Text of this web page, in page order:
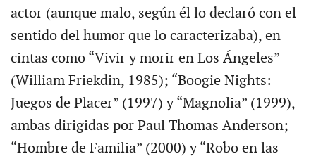
actor (aunque malo, según él lo declaró con el
sentido del humor que lo caracterizaba), en
cintas como “Vivir y morir en Los Ángeles”
(William Friekdin, 1985); “Boogie Nights:
Juegos de Placer” (1997) y “Magnolia” (1999),
ambas dirigidas por Paul Thomas Anderson;
“Hombre de Familia” (2000) y “Robo en las